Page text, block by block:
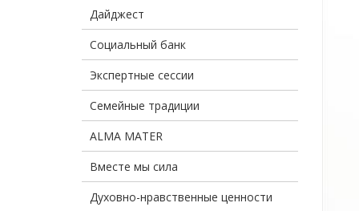
Дайджест
Социальный банк
Экспертные сессии
Семейные традиции
ALMA MATER
Вместе мы сила
Духовно-нравственные ценности